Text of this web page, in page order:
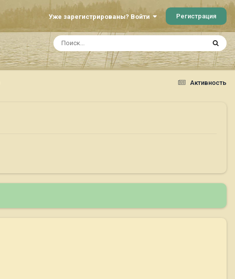
Уже зарегистрированы? Войти Регистрация
Активность